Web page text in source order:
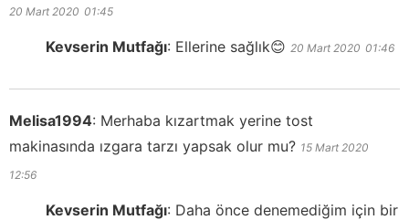
20 Mart 2020 01:45
Kevserin Mutfağı: Ellerine sağlık😊 20 Mart 2020 01:46
Melisa1994: Merhaba kızartmak yerine tost
makinasında ızgara tarzı yapsak olur mu? 15 Mart 2020
12:56
Kevserin Mutfağı: Daha önce denemediğim için bir